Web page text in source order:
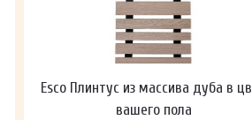
Esco Плинтус из массива дуба в
вашего пола